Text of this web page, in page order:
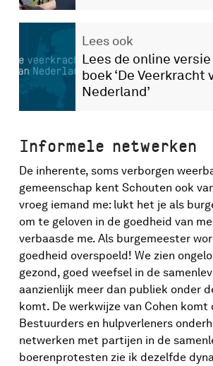
Lees ook
Lees de online
boek ‘De Veerkracht
Nederland’
Informele netwerken
De inherente, soms verborgen
gemeenschap kent Schouten ook
vroeg iemand me: lukt het je als
om te geloven in de goedheid van
verbaasde me. Als burgemeester
goedheid overspoeld! We zien
gezond, goed weefsel in de
aanzienlijk meer dan publiek onder
komt. De werkwijze van Cohen komt
Bestuurders en hulpverleners
netwerken met partijen in de
boerenprotesten zie ik dezelfde